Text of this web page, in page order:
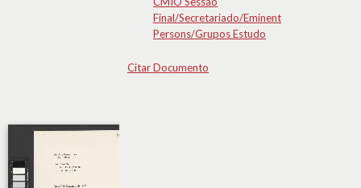
Final/Secretariado/Eminent
Persons/Grupos Estudo
Citar Documento